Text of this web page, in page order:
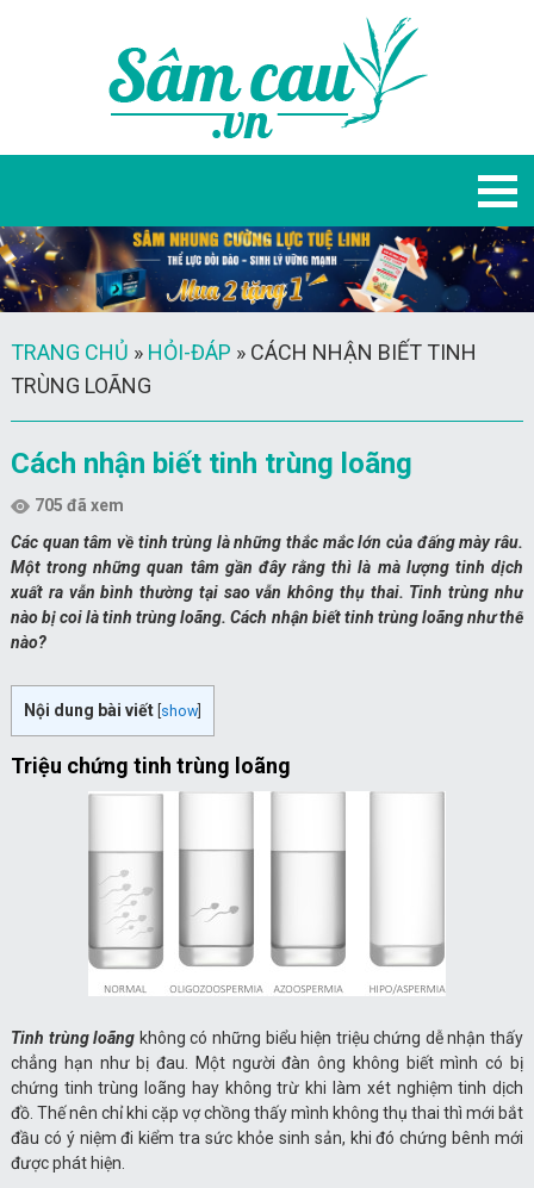
TRANG CHỦ » HỎI-ĐÁP » CÁCH NHẬN BIẾT TINH
TRÙNG LOÃNG
Cách nhận biết tinh trùng loãng
705 đã xem
Các quan tâm về tinh trùng là những thắc mắc lớn của đấng mày râu.
Một trong những quan tâm gần đây rằng thì là mà lượng tinh dịch
xuất ra vẫn bình thường tại sao vẫn không thụ thai. Tinh trùng như
nào bị coi là tinh trùng loãng. Cách nhận biết tinh trùng loãng như thế
nào?
Nội dung bài viết show]
Triệu chứng tinh trùng loãng
Tinh trùng loãng không có những biểu hiện triệu chứng dễ nhận thấy
chẳng hạn như bị đau. Một người đàn ông không biết mình có bị
chứng tinh trùng loãng hay không trừ khi làm xét nghiệm tinh dịch
đồ. Thế nên chỉ khi cặp vợ chồng thấy mình không thụ thai thì mới bắt
đầu có ý niệm đi kiểm tra sức khỏe sinh sản, khi đó chứng bênh mới
được phát hiện.